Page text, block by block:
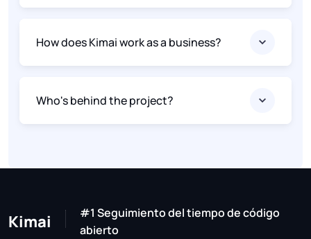
How does Kimai work as a business?
Who's behind the project?
Kimai
#1 Seguimiento del tiempo de código
abierto